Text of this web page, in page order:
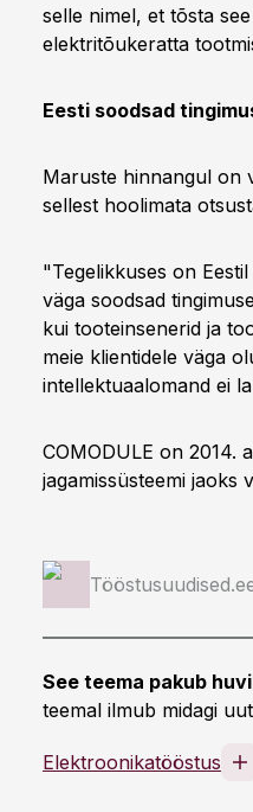
selle nimel, et tõsta
elektritõukeratta
Eesti soodsad
Maruste hinnangul on
sellest hoolimata
"Tegelikkuses on
väga soodsad
kui tooteinsenerid ja
meie klientidele väga
intellektuaalomand ei
COMODULE on 2014.
jagamissüsteemi jaoks
See teema pakub
teemal ilmub midagi
Elektroonikatööstus